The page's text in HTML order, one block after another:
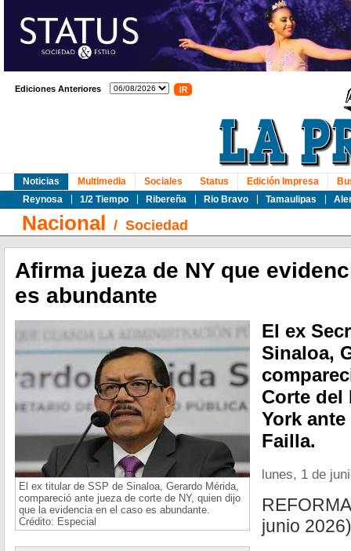
Ediciones Anteriores
Noticias
Reynosa
1/2 Tiempo Ribereña Rio Bravo Tamaulipas
Multimedia Sociales Status Edición Impresa
Nacional / Sociedad
Afirma jueza de NY que
es abundante
El ex titular de SSP de Sinaloa, Gerardo Mérida,
compareció ante jueza de corte de NY, quien dijo
que la evidencia en el caso es abundante.
Crédito: Especial
El ex
Sinaloa,
Corte del
York
Failla.
lunes, 1 de
junio 2026)